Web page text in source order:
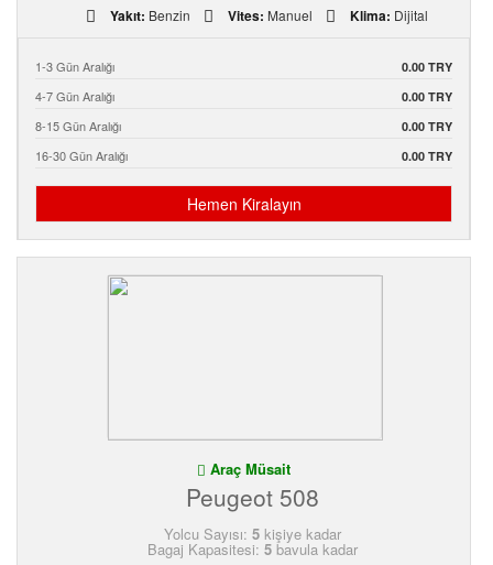
Yakıt: Benzin Vites: Manuel Klima: Dijital
1-3 Gün Aralığı 0.00 TRY
4-7 Gün Aralığı 0.00 TRY
8-15 Gün Aralığı 0.00 TRY
16-30 Gün Aralığı 0.00 TRY
Hemen Kiralayın
Araç Müsait
Peugeot 508
Yolcu Sayısı: 5kişiye kadar
Bagaj Kapasitesi: 5bavula kadar